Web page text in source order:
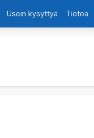
Usein kysyttyä Tietoa